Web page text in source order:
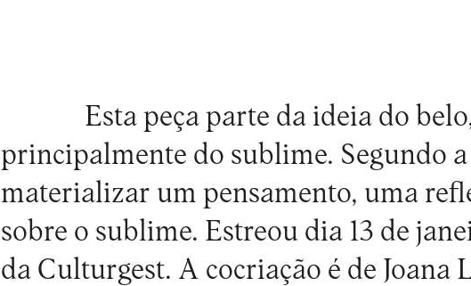
Esta peça parte da ideia do
principalmente do sublime. Segundo
materializar um pensamento, uma
sobre o sublime. Estreou dia 13 de
da Culturgest. A cocriação é de Joana